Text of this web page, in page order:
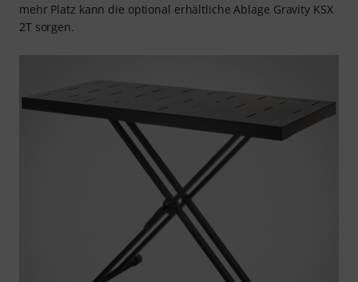
mehr Platz kann die optional erhältliche Ablage Gravity KSX
2T sorgen.